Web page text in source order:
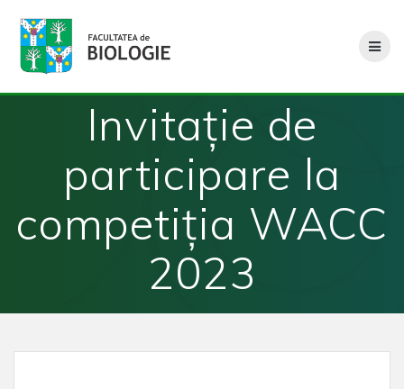
Invitație de
participare la
competiția WACC
2023